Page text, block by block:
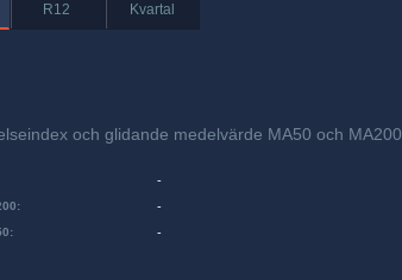
R12 Kvartal
och glidande medelvärde MA50 och MA200.
: -
-
: -